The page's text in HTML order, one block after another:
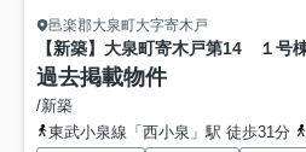
邑楽郡大泉町大字寄木戸
過去掲載物件
/新築
東武小泉線「西小泉」駅 徒歩31分